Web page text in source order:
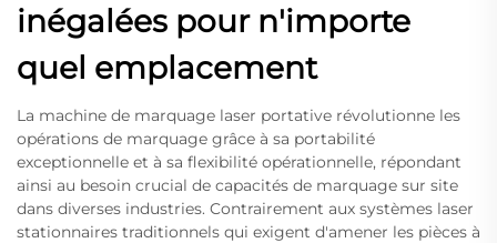
inégalées pour n'importe
quel emplacement
La machine de marquage laser portative révolutionne les
opérations de marquage grâce à sa portabilité
exceptionnelle et à sa flexibilité opérationnelle, répondant
ainsi au besoin crucial de capacités de marquage sur site
dans diverses industries. Contrairement aux systèmes laser
stationnaires traditionnels qui exigent d'amener les pièces à